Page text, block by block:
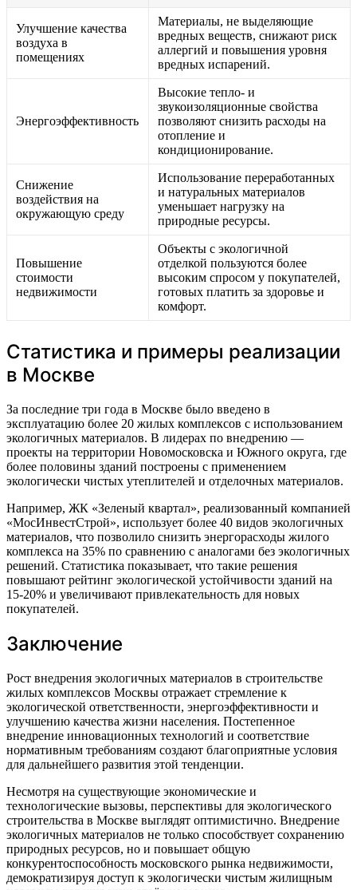
Улучшение качества
воздуха в
помещениях
Материалы, не выделяющие
вредных веществ, снижают риск
аллергий и повышения уровня
вредных испарений.
Энергоэффективность
Высокие тепло- и
звукоизоляционные свойства
позволяют снизить расходы на
отопление и
кондиционирование.
Снижение
воздействия на
окружающую среду
Использование переработанных
и натуральных материалов
уменьшает нагрузку на
природные ресурсы.
Повышение
стоимости
недвижимости
Объекты с экологичной
отделкой пользуются более
высоким спросом у покупателей,
готовых платить за здоровье и
комфорт.
Статистика и примеры реализации
в Москве
За последние три года в Москве было введено в
эксплуатацию более 20 жилых комплексов с использованием
экологичных материалов. В лидерах по внедрению —
проекты на территории Новомосковска и Южного округа, где
более половины зданий построены с применением
экологически чистых утеплителей и отделочных материалов.
Например, ЖК «Зеленый квартал», реализованный компанией
«МосИнвестСтрой», использует более 40 видов экологичных
материалов, что позволило снизить энергорасходы жилого
комплекса на 35% по сравнению с аналогами без экологичных
решений. Статистика показывает, что такие решения
повышают рейтинг экологической устойчивости зданий на
15-20% и увеличивают привлекательность для новых
покупателей.
Заключение
Рост внедрения экологичных материалов в строительстве
жилых комплексов Москвы отражает стремление к
экологической ответственности, энергоэффективности и
улучшению качества жизни населения. Постепенное
внедрение инновационных технологий и соответствие
нормативным требованиям создают благоприятные условия
для дальнейшего развития этой тенденции.
Несмотря на существующие экономические и
технологические вызовы, перспективы для экологического
строительства в Москве выглядят оптимистично. Внедрение
экологичных материалов не только способствует сохранению
природных ресурсов, но и повышает общую
конкурентоспособность московского рынка недвижимости,
демократизируя доступ к экологически чистым жилищным